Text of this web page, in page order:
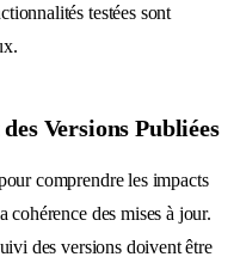
testées sont
Versions Publiées
comprendre les impacts
cohérence des mises à jour.
des versions doivent être